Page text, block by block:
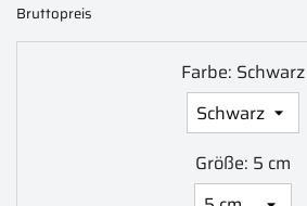
Bruttopreis
Farbe: Schwarz
Größe: 5 cm